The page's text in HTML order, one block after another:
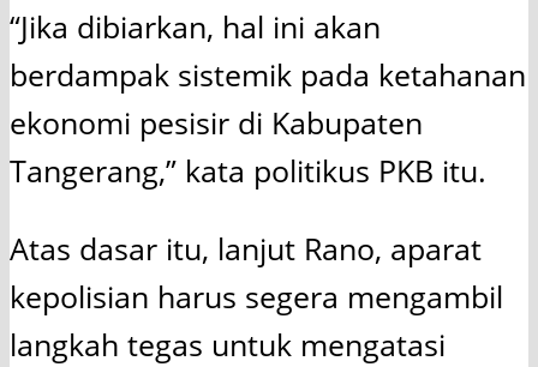
“Jika dibiarkan, hal ini akan
berdampak sistemik pada ketahanan
ekonomi pesisir di Kabupaten
Tangerang,” kata politikus PKB itu.
Atas dasar itu, lanjut Rano, aparat
kepolisian harus segera mengambil
langkah tegas untuk mengatasi